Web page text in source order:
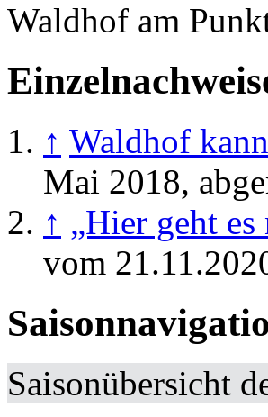
Waldhof am
↑ Waldhof
Mai 2018,
↑ „Hier geht
vom
Saisonübersicht